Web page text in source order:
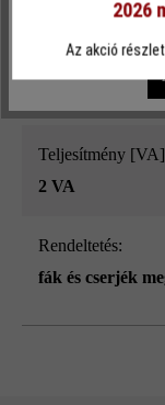
Teljesítmény
2 VA
Rendeltetés:
fák és cserjék
2026
Az akció